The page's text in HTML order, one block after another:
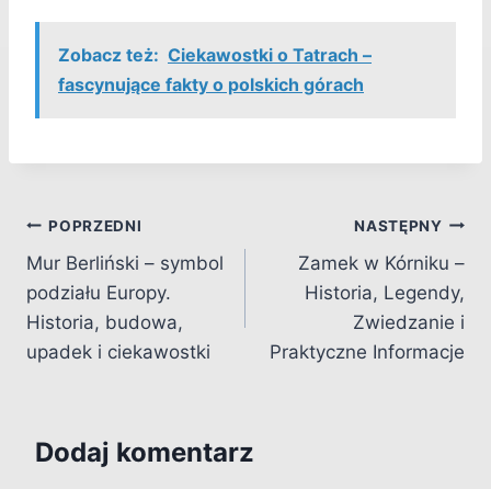
Zobacz też: Ciekawostki o Tatrach –
fascynujące fakty o polskich górach
Nawigacja
wpisu
POPRZEDNI
Mur Berliński – symbol
podziału Europy.
Historia, budowa,
upadek i ciekawostki
NASTĘPNY
Zamek w Kórniku –
Historia, Legendy,
Zwiedzanie i
Praktyczne Informacje
Dodaj komentarz